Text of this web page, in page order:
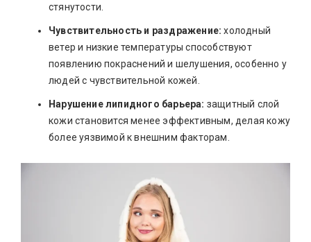
стянутости.
Чувствительность и раздражение: холодный
ветер и низкие температуры способствуют
появлению покраснений и шелушения, особенно у
людей с чувствительной кожей.
Нарушение липидного барьера: защитный слой
кожи становится менее эффективным, делая кожу
более уязвимой к внешним факторам.